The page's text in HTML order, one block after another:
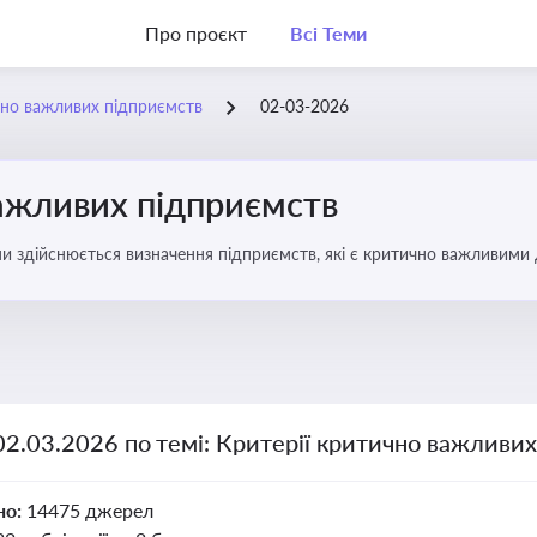
Про проєкт Всі Теми
важливих підприємств 02-03-2026
підприємств
здійснюється визначення підприємств, які є критично
по темі: Критерії критично
14475 джерел